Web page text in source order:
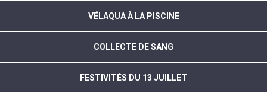
VÉLAQUA À LA PISCINE
COLLECTE DE SANG
FESTIVITÉS DU 13 JUILLET